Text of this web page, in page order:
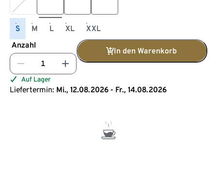
S M L XL
XXL
Anzahl
In den Warenkorb
Auf Lager
Liefertermin: Mi., 12.08.2026 - Fr., 14.08.2026